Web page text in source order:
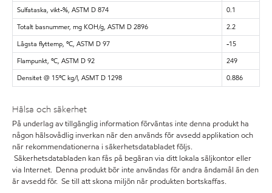
Sulfataska, vikt-%, ASTM D 874
0.1
Totalt basnummer, mg KOH/g, ASTM D 2896
2.2
Lägsta flyttemp, ºC, ASTM D 97
-15
Flampunkt, ºC, ASTM D 92
249
Densitet @ 15ºC kg/l, ASMT D 1298
0.886
Hälsa och säkerhet
På underlag av tillgänglig information förväntas inte denna produkt ha
någon hälsovådlig inverkan när den används för avsedd applikation och
när rekommendationerna i säkerhetsdatabladet följs.
Säkerhetsdatabladen kan fås på begäran via ditt lokala säljkontor eller
via Internet. Denna produkt bör inte användas för andra ändamål än den
är avsedd för. Se till att skona miljön när produkten bortskaffas.